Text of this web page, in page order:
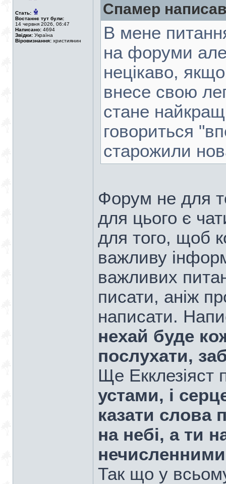
Стать:
Востаннє тут були:
14 червня 2026, 06:47
Написано: 4694
Звідки: Україна
Віровизнання: християнин
Спамер
В мене
на форуми але
нецікаво,
внесе свою
стане
говориться
старожили
Форум не для
для цього є
для того, щоб
важливу
важливих
писати, аніж
написати.
нехай буде
послухати,
Ще
устами, і
казати
на небі, а ти
Так що у